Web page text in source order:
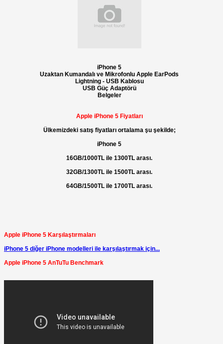
iPhone 5
Uzaktan Kumandalı ve Mikrofonlu Apple EarPods
Lightning - USB Kablosu
USB Güç Adaptörü
Belgeler
Apple iPhone 5 Fiyatları
Ülkemizdeki satış fiyatları ortalama şu şekilde;
iPhone 5
16GB/1000TL ile 1300TL arası.
32GB/1300TL ile 1500TL arası.
64GB/1500TL ile 1700TL arası.
Apple iPhone 5 Karşılaştırmaları
iPhone 5 diğer iPhone modelleri ile karşılaştırmak için...
Apple iPhone 5 AnTuTu Benchmark